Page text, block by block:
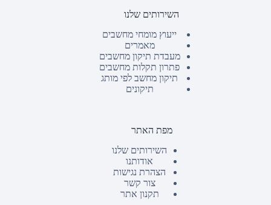
השירותים שלנו
ייעוץ מומחי מחשבים
מאמרים
מעבדת תיקון מחשבים
פתרון תקלות מחשבים
תיקון מחשב לפי מותג
תיקונים
מפת האתר
השירותים שלנו
אודותנו
הצהרת נגישות
צור קשר
תקנון אתר